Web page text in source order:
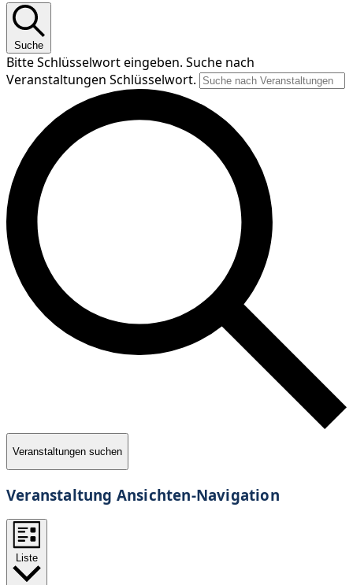
Suche
Bitte Schlüsselwort eingeben. Suche nach
Veranstaltungen Schlüsselwort.
Veranstaltungen suchen
Veranstaltung Ansichten-Navigation
Liste